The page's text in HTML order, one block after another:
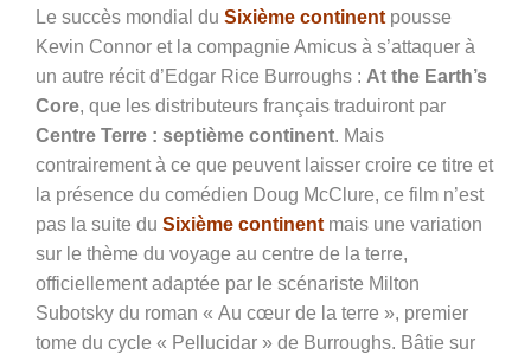
Le succès mondial du Sixième continent pousse
Kevin Connor et la compagnie Amicus à s’attaquer à
un autre récit d’Edgar Rice Burroughs : At the Earth’s
Core, que les distributeurs français traduiront par
Centre Terre : septième continent. Mais
contrairement à ce que peuvent laisser croire ce titre et
la présence du comédien Doug McClure, ce film n’est
pas la suite du Sixième continent mais une variation
sur le thème du voyage au centre de la terre,
officiellement adaptée par le scénariste Milton
Subotsky du roman « Au cœur de la terre », premier
tome du cycle « Pellucidar » de Burroughs. Bâtie sur